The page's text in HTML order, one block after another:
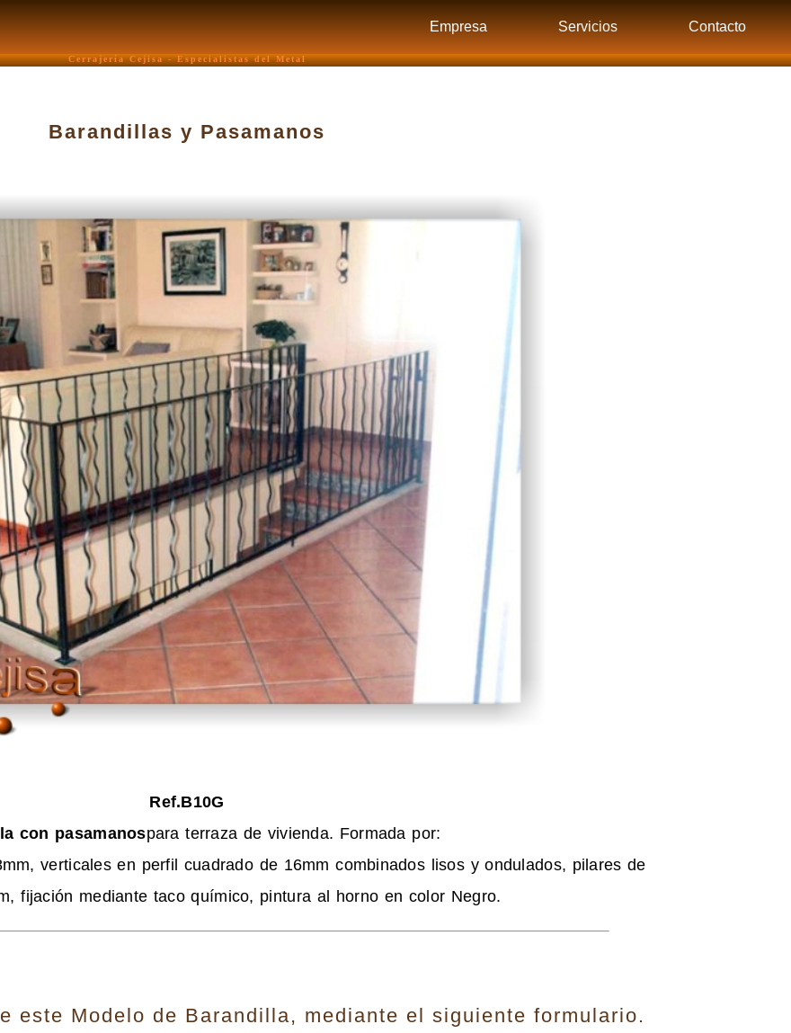
Empresa Servicios Contacto
Cerrajería Cejisa - Especialistas del Metal
Barandillas y Pasamanos
Ref.B10G
con pasamanospara terraza de vivienda. Formada por:
verticales en perfil cuadrado de 16mm combinados lisos y ondulados, pilares de
fijación mediante taco químico, pintura al horno en color Negro.
este Modelo de Barandilla, mediante el siguiente formulario.